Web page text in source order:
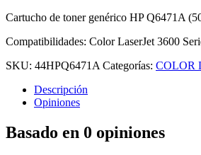
Cartucho de toner genérico HP Q6471A
Compatibilidades: Color LaserJet 3600
SKU: 44HPQ6471A Categorías: COLOR
Descripción
Opiniones
Basado en 0 opiniones